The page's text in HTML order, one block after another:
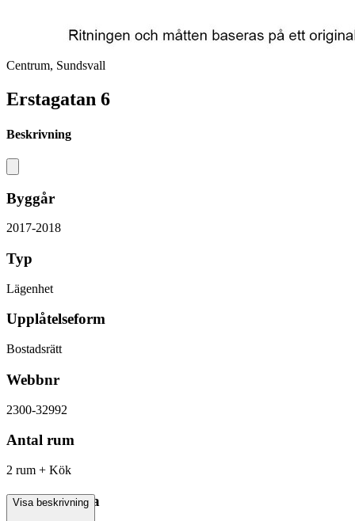
Centrum, Sundsvall
Erstagatan 6
Beskrivning
Byggår
2017-2018
Typ
Lägenhet
Upplåtelseform
Bostadsrätt
Webbnr
2300-32992
Antal rum
2 rum + Kök
Boarea/Biarea
Visa beskrivning